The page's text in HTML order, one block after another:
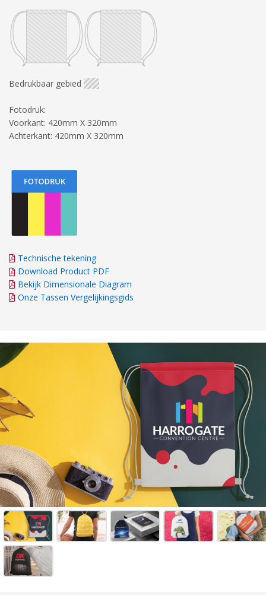
Bedrukbaar gebied
Fotodruk:
Voorkant: 420mm X 320mm
Achterkant: 420mm X 320mm
Technische tekening
Download Product PDF
Bekijk Dimensionale Diagram
Onze Tassen Vergelijkingsgids